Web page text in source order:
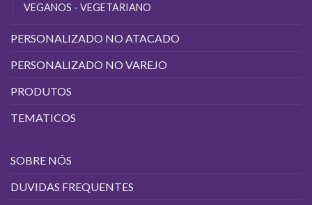
VEGANOS - VEGETARIANO
PERSONALIZADO NO ATACADO
PERSONALIZADO NO VAREJO
PRODUTOS
TEMATICOS
SOBRE NÓS
DUVIDAS FREQUENTES